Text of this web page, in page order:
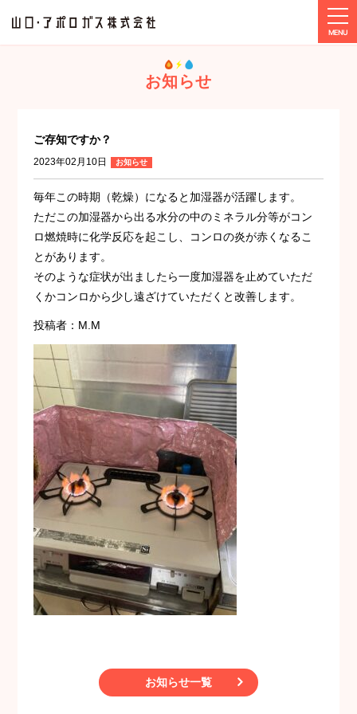
ご存知ですか？
お知らせ
ご存知ですか？
2023年02月10日 お知らせ
毎年この時期（乾燥）になると加湿器が活躍します。
ただこの加湿器から出る水分の中のミネラル分等がコン
ロ燃焼時に化学反応を起こし、コンロの炎が赤くなるこ
とがあります。
そのような症状が出ましたら一度加湿器を止めていただ
くかコンロから少し遠ざけていただくと改善します。
投稿者：M.M
お知らせ一覧